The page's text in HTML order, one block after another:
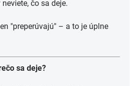
čo sa deje.
"preperúvajú" – a to je úplne
sa deje?